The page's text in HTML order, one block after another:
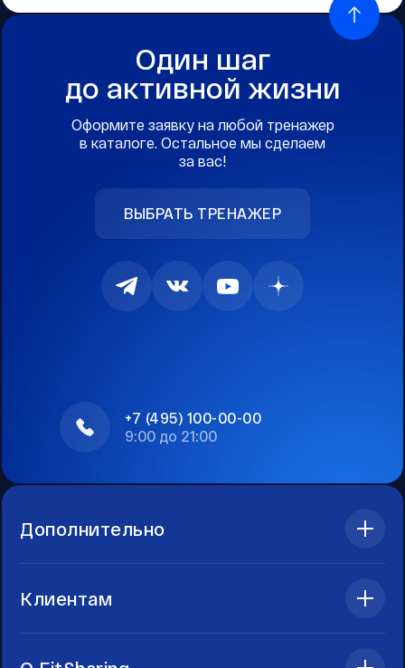
Один шаг
до активной жизни
Оформите заявку на любой тренажер
в каталоге. Остальное мы сделаем
за вас!
ВЫБРАТЬ ТРЕНАЖЕР
+7 (495) 100-00-00
9:00 до 21:00
Дополнительно
Клиентам